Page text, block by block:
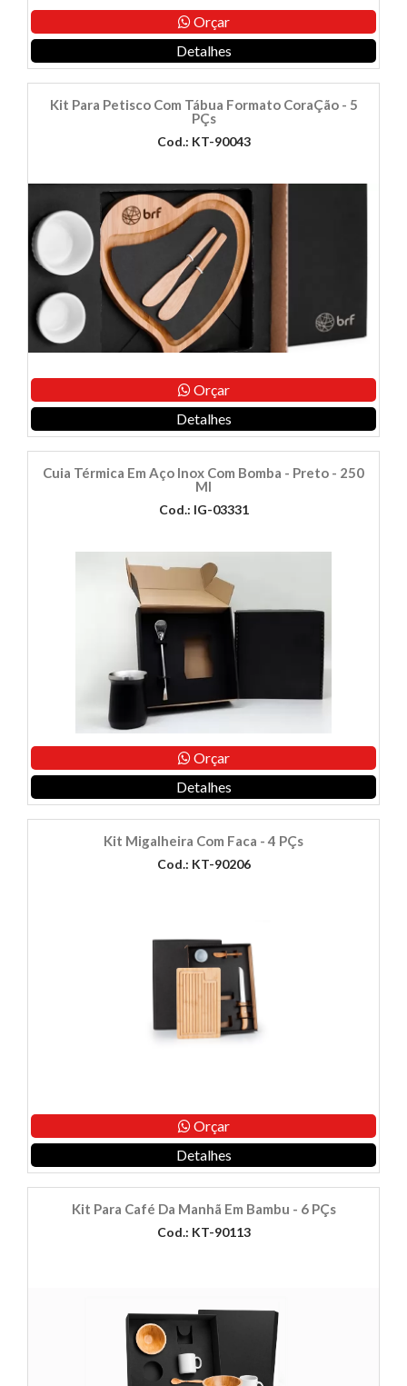
Orçar
Detalhes
Kit Para Petisco Com Tábua Formato CoraÇão - 5
PÇs
Cod.: KT-90043
Orçar
Detalhes
Cuia Térmica Em Aço Inox Com Bomba - Preto - 250
Ml
Cod.: IG-03331
Orçar
Detalhes
Kit Migalheira Com Faca - 4 PÇs
Cod.: KT-90206
Orçar
Detalhes
Kit Para Café Da Manhã Em Bambu - 6 PÇs
Cod.: KT-90113